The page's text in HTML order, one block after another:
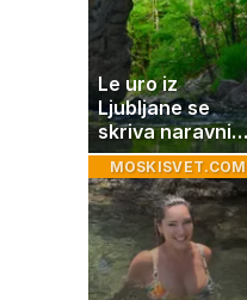
Le uro iz
Ljubljane se
skriva naravni
čudež, ki je kot
ustvarjen za
družinski izlet
MOSKISVET.COM